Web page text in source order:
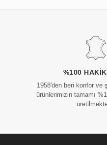
%100
1958'den beri konfor ve
ürünlerimizin tamamı